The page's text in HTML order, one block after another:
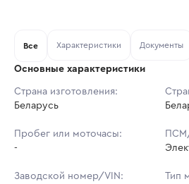
Тип аукциона:
Шаг торгов: 26 838 ₽
Кол-во ставок:
Ставок не
в аукционах
Все Характеристики Документы
Основные характеристики
Страна изготовления:
Беларусь
Пробег или моточасы:
-
Заводской номер/VIN:
Тип